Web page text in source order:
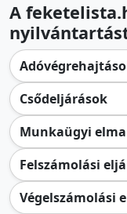
A
Csődeljárások
Munkaügyi
Felszámolási
Végelszámolási